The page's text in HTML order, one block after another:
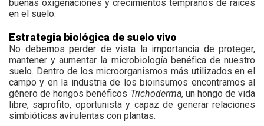
buenas oxigenaciones y crecimientos tempranos de raíces
en el suelo.
Estrategia biológica de suelo vivo
No debemos perder de vista la importancia de proteger,
mantener y aumentar la microbiología benéfica de nuestro
suelo. Dentro de los microorganismos más utilizados en el
campo y en la industria de los bioinsumos encontramos al
género de hongos benéficos Trichoderma, un hongo de vida
libre, saprofito, oportunista y capaz de generar relaciones
simbióticas avirulentas con plantas.